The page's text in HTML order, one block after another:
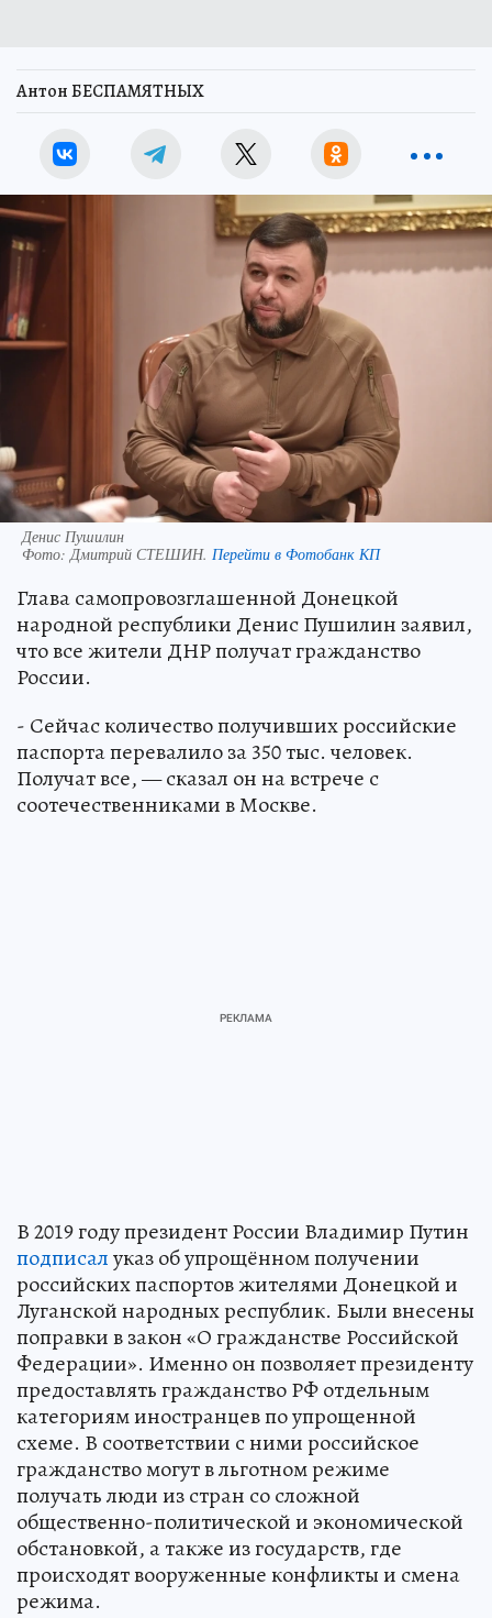
Антон БЕСПАМЯТНЫХ
Денис Пушилин
Фото:Дмитрий СТЕШИН. Перейти в Фотобанк КП
Глава самопровозглашенной Донецкой
народной республики Денис Пушилин заявил,
что все жители ДНР получат гражданство
России.
- Сейчас количество получивших российские
паспорта перевалило за 350 тыс. человек.
Получат все, — сказал он на встрече с
соотечественниками в Москве.
В 2019 году президент России Владимир Путин
подписалуказ об упрощённом получении
российских паспортов жителями Донецкой и
Луганской народных республик. Были внесены
поправки в закон «О гражданстве Российской
Федерации». Именно он позволяет президенту
предоставлять гражданство РФ отдельным
категориям иностранцев по упрощенной
схеме. В соответствии с ними российское
гражданство могут в льготном режиме
получать люди из стран со сложной
общественно-политической и экономической
обстановкой, а также из государств, где
происходят вооруженные конфликты и смена
режима.